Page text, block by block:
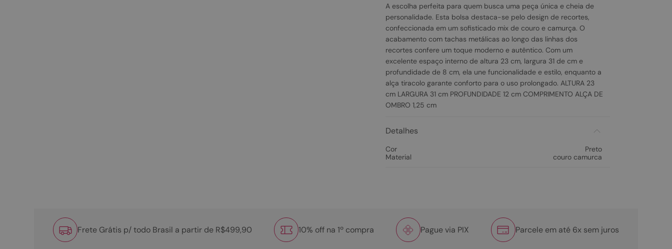
A escolha perfeita para quem busca uma peça única e cheia de
personalidade. Esta bolsa destaca-se pelo design de recortes,
confeccionada em um sofisticado mix de couro e camurça. O
acabamento com tachas metálicas ao longo das linhas dos
recortes confere um toque moderno e autêntico. Com um
excelente espaço interno de altura 23 cm, largura 31 de cm e
profundidade de 8 cm, ela une funcionalidade e estilo, enquanto a
alça tiracolo garante conforto para o uso prolongado. ALTURA 23
cm LARGURA 31 cm PROFUNDIDADE 12 cm COMPRIMENTO ALÇA DE
OMBRO 1,25 cm
Detalhes
Cor
Preto
Material
couro camurca
Frete Grátis p/ todo Brasil a partir de R$499,90 10% off na 1º compra Pague via PIX Parcele em até 6x sem juros